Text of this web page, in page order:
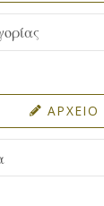
ΑΡΧΕΙΟ